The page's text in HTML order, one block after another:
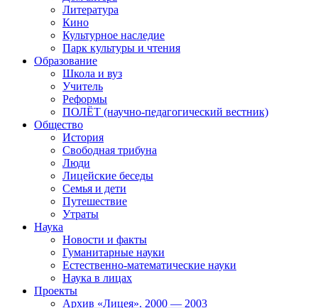
Литература
Кино
Культурное наследие
Парк культуры и чтения
Образование
Школа и вуз
Учитель
Реформы
ПОЛЁТ (научно-педагогический вестник)
Общество
История
Свободная трибуна
Люди
Лицейские беседы
Семья и дети
Путешествие
Утраты
Наука
Новости и факты
Гуманитарные науки
Естественно-математические науки
Наука в лицах
Проекты
Архив «Лицея». 2000 — 2003